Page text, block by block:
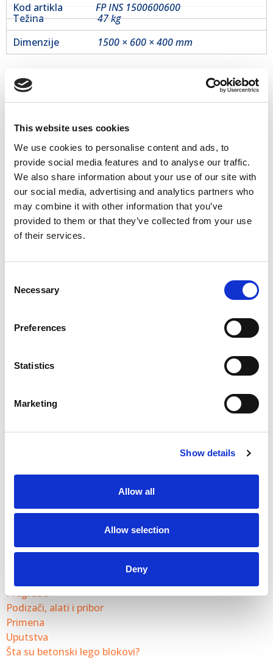
This website uses cookies
We use cookies to personalise content and ads, to
provide social media features and to analyse our traffic.
We also share information about your use of our site with
our social media, advertising and analytics partners who
may combine it with other information that you’ve
provided to them or that they’ve collected from your use
of their services.
Selection
Necessary
Preferences
Statistics
Marketing
Show details
Allow all
Allow selection
Deny
Kod artikla
FP INS 1500600600
Težina
47 kg
Dimenzije
1500 × 600 × 400 mm
Maksimalna isplativost = proizvodnja velikog obima
Dostava širom sveta
Povezani proizvodi
Kalup za betonski blok 150x60x60
€1.340,00 €1.139,00
Kako se koriste kalupi
Benefiti
Lako se instalira
Često postavljana pitanja
Koji je tipičan vek trajanja Blue Molds proizvoda?
Korisne veze
Pregrade
Podizači, alati i pribor
Primena
Uputstva
Šta su betonski lego blokovi?